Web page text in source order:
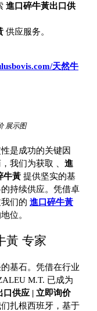
進口碎牛黃出口供
供应服务。
天然牛
展示图
是成功的关键因
我们为获取
進
牛黃 提供坚实的基
持续供应。凭借卓
们的 進口碎牛黃
位。
黃 专家
基石。凭借在行业
M.T. 已成为
口供应 | 立即询价
扎根西班牙，基于